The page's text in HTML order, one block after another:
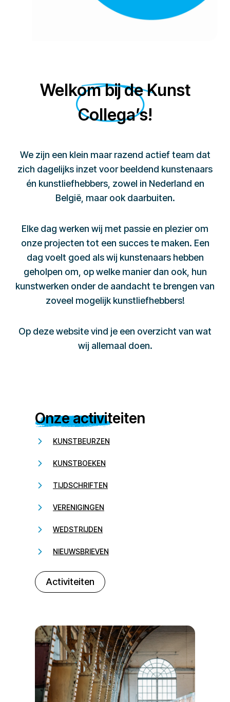
Welkom bij de Kunst
Collega’s!
We zijn een klein maar razend actief team dat
zich dagelijks inzet voor beeldend kunstenaars
én kunstliefhebbers, zowel in Nederland en
België, maar ook daarbuiten.
Elke dag werken wij met passie en plezier om
onze projecten tot een succes te maken. Een
dag voelt goed als wij kunstenaars hebben
geholpen om, op welke manier dan ook, hun
kunstwerken onder de aandacht te brengen van
zoveel mogelijk kunstliefhebbers!
Op deze website vind je een overzicht van wat
wij allemaal doen.
Onze activiteiten
KUNSTBEURZEN
KUNSTBOEKEN
TIJDSCHRIFTEN
VERENIGINGEN
WEDSTRIJDEN
NIEUWSBRIEVEN
Activiteiten
232323